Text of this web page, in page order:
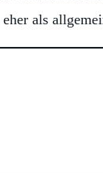
als